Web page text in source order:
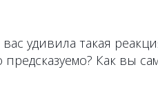
удивила такая
предсказуемо? Как вы